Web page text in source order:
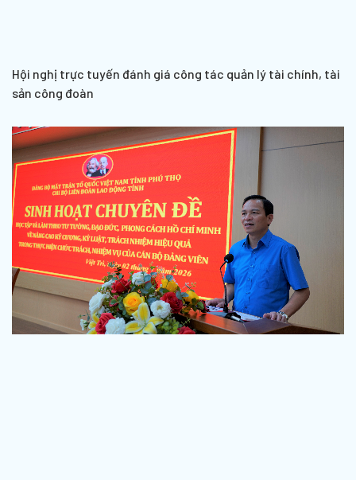
Hội nghị trực tuyến đánh giá công tác quản lý tài chính, tài
sản công đoàn